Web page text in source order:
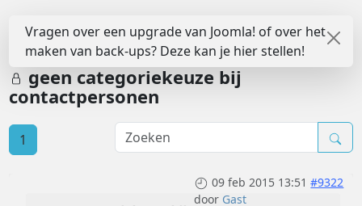
Vragen over een upgrade van Joomla! of over het
maken van back-ups? Deze kan je hier stellen!
geen categoriekeuze bij
contactpersonen
1
09 feb 2015 13:51 #9322
door Gast